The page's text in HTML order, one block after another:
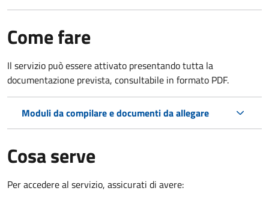
Come fare
Il servizio può essere attivato presentando tutta la
documentazione prevista, consultabile in formato PDF.
Moduli da compilare e documenti da allegare
Cosa serve
Per accedere al servizio, assicurati di avere: